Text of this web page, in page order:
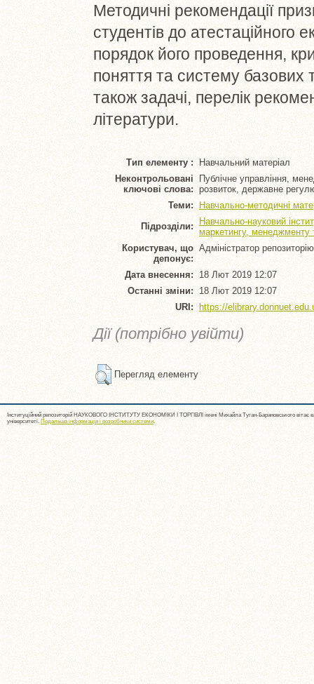
Методичні рекомендації
студентів до атестаційного
порядок його проведення,
поняття та систему базових
також задачі, перелік
літератури.
Тип елементу :
Навчальний матеріал
Неконтрольовані
ключові слова:
Публічне управління,
розвиток, державне
Теми:
Навчально-методичні
Підрозділи:
Навчально-науковий
маркетингу, менеджменту
Користувач, що
депонує:
Адміністратор репозиторію
Дата внесення: 18 Лют 2019 12:07
Останні зміни: 18 Лют 2019 12:07
URI:
https://
Дії (потрібно увійти)
Перегляд елементу
Інституційний репозиторій НАУКОВОГО ІНСТИТУТУ ЕКОНОМІКИ І ТОРГІВЛІ імені Михайла Туган-Барановського вітає
університеті. Подальша інформація і розробники системи